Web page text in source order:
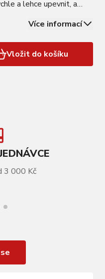
a lehce upevnit, a
tělo světla je
Více informací
Vložit do košíku
3 000 Kč